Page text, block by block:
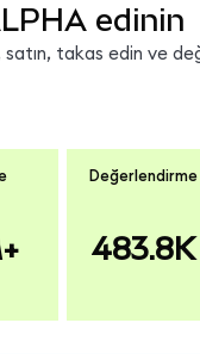
edinin
takas edin ve
Değerlendirme
483.8K